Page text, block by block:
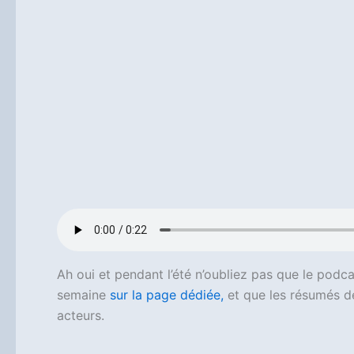
Ah oui et pendant l’été n’oubliez pas que le
semaine sur la page dédiée, et que les résumés
acteurs.